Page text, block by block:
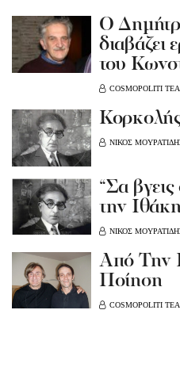
Ο
διαβάζει
του
COSMOPOLITI
ΝΙΚΟΣ
“Σα
την
ΝΙΚΟΣ
Από Την
Ποίηση
COSMOPOLITI